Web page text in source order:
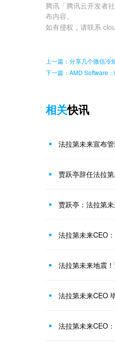
腾讯「腾讯云开发者
布内容。
如有侵权，请联系
上一篇：分享几个微信冷
下一篇：AMD Software
相关快讯
法拉第未来宣布
贾跃亭辞任法拉
贾跃亭：法拉第
法拉第未来CEO
法拉第未来地震
法拉第未来CEO
法拉第未来CEO